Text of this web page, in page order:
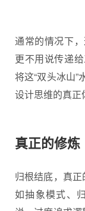
通常的情况下
更不用说传递
将这“双头冰山
设计思维的真正
真正的修炼
归根结底，真正
如抽象模式、